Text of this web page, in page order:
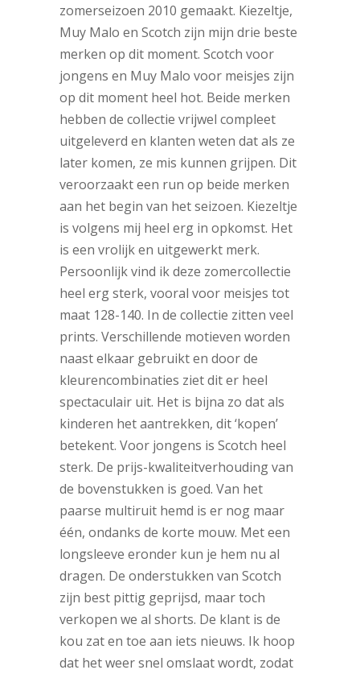
zomerseizoen 2010 gemaakt. Kiezeltje,
Muy Malo en Scotch zijn mijn drie beste
merken op dit moment. Scotch voor
jongens en Muy Malo voor meisjes zijn
op dit moment heel hot. Beide merken
hebben de collectie vrijwel compleet
uitgeleverd en klanten weten dat als ze
later komen, ze mis kunnen grijpen. Dit
veroorzaakt een run op beide merken
aan het begin van het seizoen. Kiezeltje
is volgens mij heel erg in opkomst. Het
is een vrolijk en uitgewerkt merk.
Persoonlijk vind ik deze zomercollectie
heel erg sterk, vooral voor meisjes tot
maat 128-140. In de collectie zitten veel
prints. Verschillende motieven worden
naast elkaar gebruikt en door de
kleurencombinaties ziet dit er heel
spectaculair uit. Het is bijna zo dat als
kinderen het aantrekken, dit ‘kopen’
betekent. Voor jongens is Scotch heel
sterk. De prijs-kwaliteitverhouding van
de bovenstukken is goed. Van het
paarse multiruit hemd is er nog maar
één, ondanks de korte mouw. Met een
longsleeve eronder kun je hem nu al
dragen. De onderstukken van Scotch
zijn best pittig geprijsd, maar toch
verkopen we al shorts. De klant is de
kou zat en toe aan iets nieuws. Ik hoop
dat het weer snel omslaat wordt, zodat